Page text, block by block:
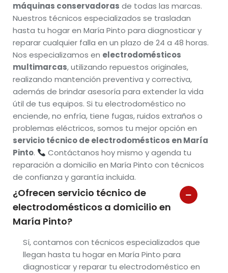
máquinas conservadoras de todas las marcas.
Nuestros técnicos especializados se trasladan
hasta tu hogar en María Pinto para diagnosticar y
reparar cualquier falla en un plazo de 24 a 48 horas.
Nos especializamos en electrodomésticos
multimarcas, utilizando repuestos originales,
realizando mantención preventiva y correctiva,
además de brindar asesoría para extender la vida
útil de tus equipos. Si tu electrodoméstico no
enciende, no enfría, tiene fugas, ruidos extraños o
problemas eléctricos, somos tu mejor opción en
servicio técnico de electrodomésticos en María
Pinto.
Contáctanos hoy mismo y agenda tu
reparación a domicilio en María Pinto con técnicos
de confianza y garantía incluida.
¿Ofrecen servicio técnico de
electrodomésticos a domicilio en
María Pinto?
Sí, contamos con técnicos especializados que
llegan hasta tu hogar en María Pinto para
diagnosticar y reparar tu electrodoméstico en